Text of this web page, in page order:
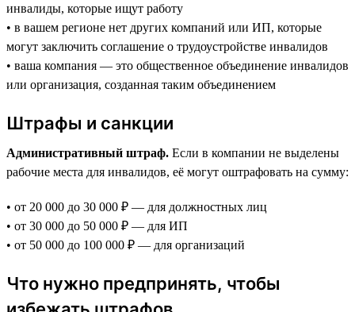
инвалиды, которые ищут работу
• в вашем регионе нет других компаний или ИП, которые
могут заключить соглашение о трудоустройстве инвалидов
• ваша компания — это общественное объединение инвалидов
или организация, созданная таким объединением
Штрафы и санкции
Административный штраф. Если в компании не выделены
рабочие места для инвалидов, её могут оштрафовать на сумму:
• от 20 000 до 30 000 ₽ — для должностных лиц
• от 30 000 до 50 000 ₽ — для ИП
• от 50 000 до 100 000 ₽ — для организаций
Что нужно предпринять, чтобы